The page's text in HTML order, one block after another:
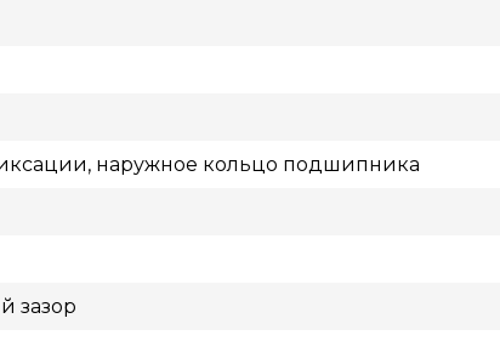
наружное кольцо подшипника
зазор